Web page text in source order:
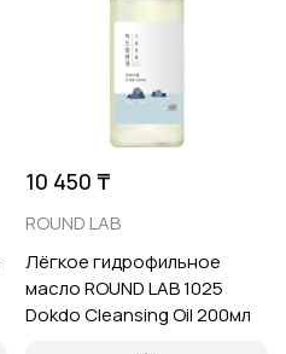
10 450 ₸
ROUND LAB
Лёгкое гидрофильное
масло ROUND LAB 1025
Dokdo Cleansing Oil 200мл